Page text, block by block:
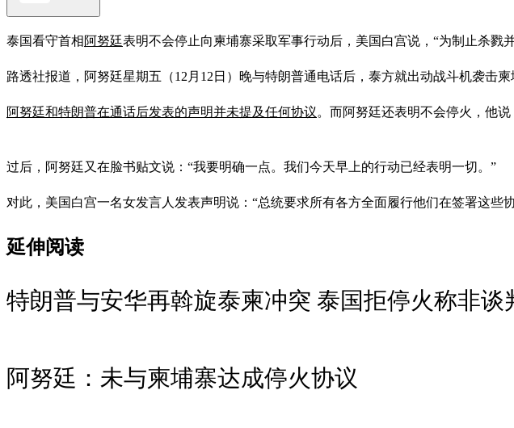
泰国看守首相阿努廷表明不会停止向柬埔寨采取军事行动后，美国白宫说，“为制止杀戮
路透社报道，阿努廷星期五（12月12日）晚与特朗普通电话后，泰方就出动战斗机袭击
阿努廷和特朗普在通话后发表的声明并未提及任何协议。而阿努廷还表明不会停火，他
过后，阿努廷又在脸书贴文说：“我要明确一点。我们今天早上的行动已经表明一切。”
对此，美国白宫一名女发言人发表声明说：“总统要求所有各方全面履行他们在签署这
延伸阅读
特朗普与安华再斡旋泰柬冲突 泰国拒停火称非谈
阿努廷：未与柬埔寨达成停火协议